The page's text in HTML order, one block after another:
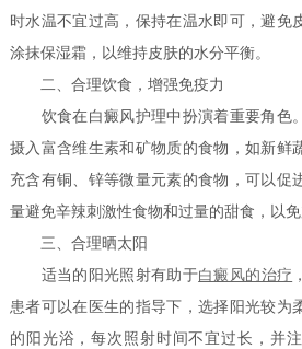
时水温不宜过高，保持在温水即可，避免
涂抹保湿霜，以维持皮肤的水分平衡。
二、合理饮食，增强免疫力
饮食在白癜风护理中扮演着重要角色
摄入富含维生素和矿物质的食物，如新鲜
充含有铜、锌等微量元素的食物，可以促
量避免辛辣刺激性食物和过量的甜食，以免
三、合理晒太阳
适当的阳光照射有助于白癜风的治疗
患者可以在医生的指导下，选择阳光较为
的阳光浴，每次照射时间不宜过长，并